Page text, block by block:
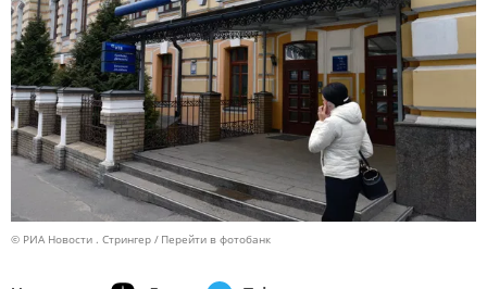
© РИА Новости . Стрингер Перейти в фотобанк